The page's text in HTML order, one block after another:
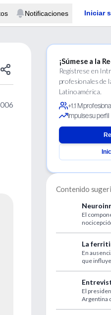
Notificaciones Iniciar
¡Súmese a la
Regístrese en
profesionales de
Latinoamérica.
+1.1 M
Impulse su perfil
Contenido
El
La
para la
En
que
más
Félix
El
Argentina